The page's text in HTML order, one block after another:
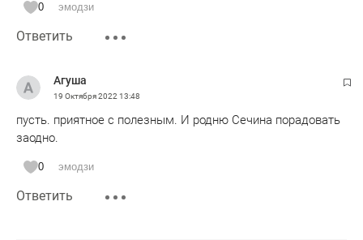
0 эмодзи
Ответить
Агуша
19 Октября 202213:48
пусть. приятное с полезным. И родню Сечина порадовать
заодно.
0 эмодзи
Ответить